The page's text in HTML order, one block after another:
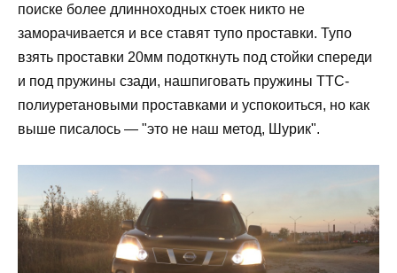
поиске более длинноходных стоек никто не
заморачивается и все ставят тупо проставки. Тупо
взять проставки 20мм подоткнуть под стойки спереди
и под пружины сзади, нашпиговать пружины ТТС-
полиуретановыми проставками и успокоиться, но как
выше писалось — "это не наш метод, Шурик".